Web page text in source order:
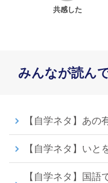
共感した
みんなが読ん
【自学ネタ】あの
【自学ネタ】いと
【自学ネタ】国語